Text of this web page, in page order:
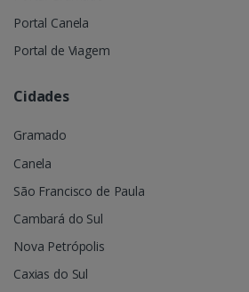
Portal Canela
Portal de Viagem
Cidades
Gramado
Canela
São Francisco de Paula
Cambará do Sul
Nova Petrópolis
Caxias do Sul